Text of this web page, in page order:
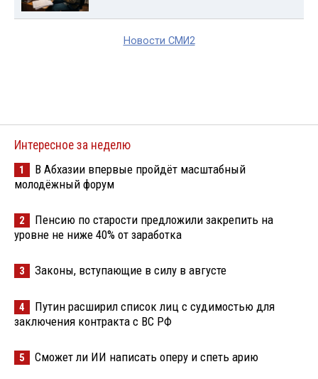
Новости СМИ2
Интересное за неделю
1
В Абхазии впервые пройдёт масштабный
молодёжный форум
2
Пенсию по старости предложили закрепить на
уровне не ниже 40% от заработка
3 Законы, вступающие в силу в августе
4
Путин расширил список лиц с судимостью для
заключения контракта с ВС РФ
5 Сможет ли ИИ написать оперу и спеть арию